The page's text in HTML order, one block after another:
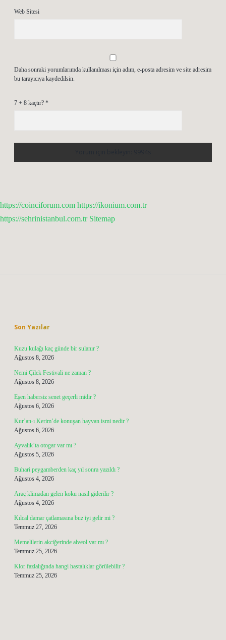
Web Sitesi
Daha sonraki yorumlarımda kullanılması için adım, e-posta adresim ve site adresim
bu tarayıcıya kaydedilsin.
7 + 8 kaçtır? *
https://coinciforum.com https://ikonium.com.tr
https://sehrinistanbul.com.tr Sitemap
Son Yazılar
Kuzu kulağı kaç günde bir sulanır ?
Ağustos 8, 2026
Nemi Çilek Festivali ne zaman ?
Ağustos 8, 2026
Eşen habersiz senet geçerli midir ?
Ağustos 6, 2026
Kur’an-ı Kerim’de konuşan hayvan ismi nedir ?
Ağustos 6, 2026
Ayvalık’ta otogar var mı ?
Ağustos 5, 2026
Buhari peygamberden kaç yıl sonra yazıldı ?
Ağustos 4, 2026
Araç klimadan gelen koku nasıl giderilir ?
Ağustos 4, 2026
Kılcal damar çatlamasına buz iyi gelir mi ?
Temmuz 27, 2026
Memelilerin akciğerinde alveol var mı ?
Temmuz 25, 2026
Klor fazlalığında hangi hastalıklar görülebilir ?
Temmuz 25, 2026